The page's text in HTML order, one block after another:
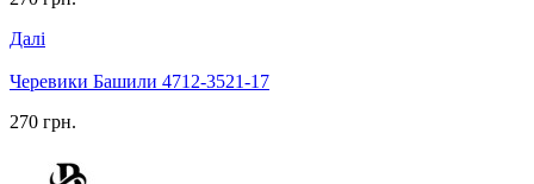
Далі
Черевики Башили 4712-3521-17
270 грн.